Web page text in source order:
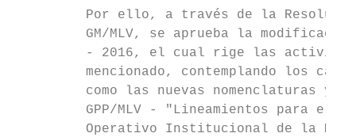
Por ello, a través de la
GM/MLV, se aprueba la
- 2016, el cual rige las
mencionado, contemplando los
como las nuevas nomenclaturas y
GPP/MLV - "Lineamientos para el
Operativo Institucional de la